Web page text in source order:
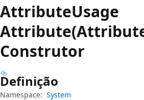
AttributeUsage
Construtor
Definição
Namespace: System